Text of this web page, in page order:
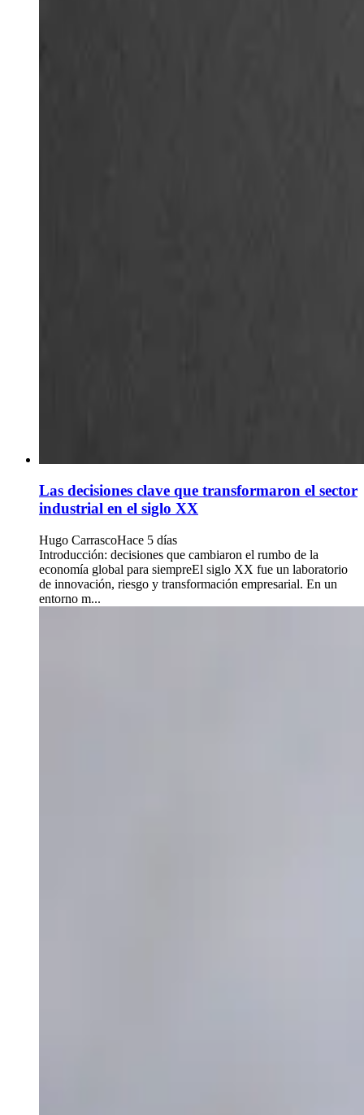
Las decisiones clave que transformaron el sector
industrial en el siglo XX
Hugo CarrascoHace 5 días
Introducción: decisiones que cambiaron el rumbo de la
economía global para siempreEl siglo XX fue un laboratorio
de innovación, riesgo y transformación empresarial. En un
entorno m...